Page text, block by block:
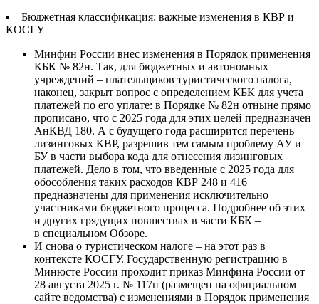
Бюджетная классификация: важные изменения в КВР и
КОСГУ
Минфин России внес изменения в Порядок применения
КБК № 82н. Так, для бюджетных и автономных
учреждений – плательщиков туристического налога,
наконец, закрыт вопрос с определением КБК для учета
платежей по его уплате: в Порядке № 82н отныне прямо
прописано, что с 2025 года для этих целей предназначен
АнКВД 180. А с будущего года расширится перечень
лизинговых КВР, разрешив тем самым проблему АУ и
БУ в части выбора кода для отнесения лизинговых
платежей. Дело в том, что введенные с 2025 года для
обособления таких расходов КВР 248 и 416
предназначены для применения исключительно
участниками бюджетного процесса. Подробнее об этих
и других грядущих новшествах в части КБК –
в специальном Обзоре.
И снова о туристическом налоге – на этот раз в
контексте КОСГУ. Государственную регистрацию в
Минюсте России проходит приказ Минфина России от
28 августа 2025 г. № 117н (размещен на официальном
сайте ведомства) с изменениями в Порядок применения